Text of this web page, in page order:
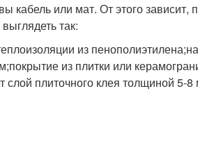
кабель или мат. От этого зависит,
так:
из
из плитки или
слой плиточного клея толщиной 5-